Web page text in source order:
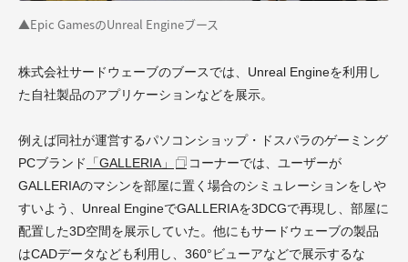
▲Epic GamesのUnreal Engineブース
株式会社サードウェーブのブースでは、Unreal Engineを利用し
た自社製品のアプリケーションなどを展示。
例えば同社が運営するパソコンショップ・ドスパラのゲーミング
PCブランド
「GALLERIA」
コーナーでは、ユーザーが
GALLERIAのマシンを部屋に置く場合のシミュレーションをしや
すいよう、Unreal EngineでGALLERIAを3DCGで再現し、部屋に
配置した3D空間を展示していた。他にもサードウェーブの製品
はCADデータなども利用し、360°ビューアなどで展示するな